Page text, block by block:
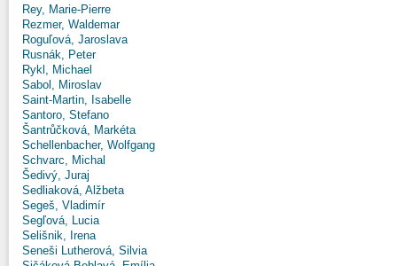
Rey, Marie-Pierre
Rezmer, Waldemar
Roguľová, Jaroslava
Rusnák, Peter
Rykl, Michael
Sabol, Miroslav
Saint-Martin, Isabelle
Santoro, Stefano
Šantrůčková, Markéta
Schellenbacher, Wolfgang
Schvarc, Michal
Šedivý, Juraj
Sedliaková, Alžbeta
Segeš, Vladimír
Segľová, Lucia
Selišnik, Irena
Seneši Lutherová, Silvia